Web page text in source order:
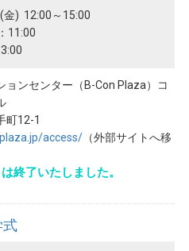
金) 12:00～15:00
11:00
ョンセンター（B-Con Plaza）コ
町12-1
access/（外部サイトへ移
終了いたしました。
式